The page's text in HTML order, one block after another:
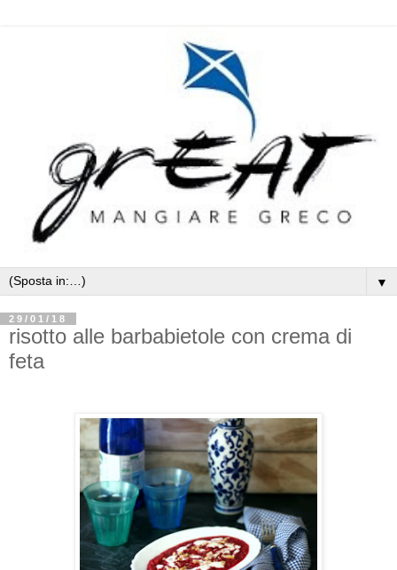
▼
29/01/18
risotto alle barbabietole con crema di
feta